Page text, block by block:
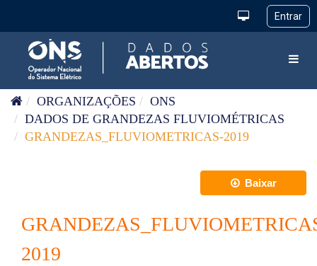
ORGANIZAÇÕES
ONS
DADOS DE GRANDEZAS FLUVIOMÉTRICAS
GRANDEZAS_FLUVIOMETRICAS-2019
Baixar
2019